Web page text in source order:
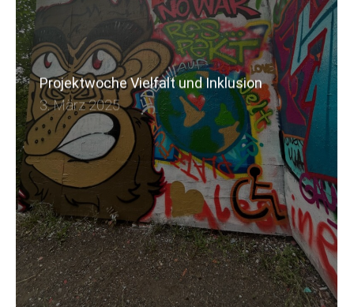
Projektwoche Vielfalt und Inklusion
3. März 2025